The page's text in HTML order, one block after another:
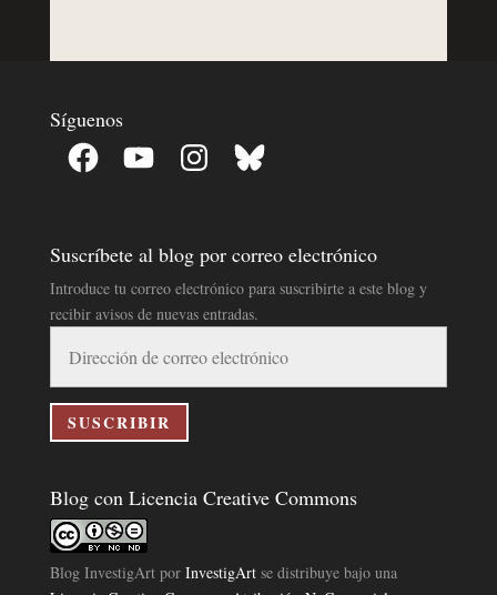
Síguenos
Facebook YouTube InstagramBluesky
Suscríbete al blog por correo electrónico
Introduce tu correo electrónico para suscribirte a este blog y
recibir avisos de nuevas entradas.
correo
electrónico
SUSCRIBIR
Blog con Licencia Creative Commons
Blog InvestigArtpor InvestigArtse distribuye bajo una